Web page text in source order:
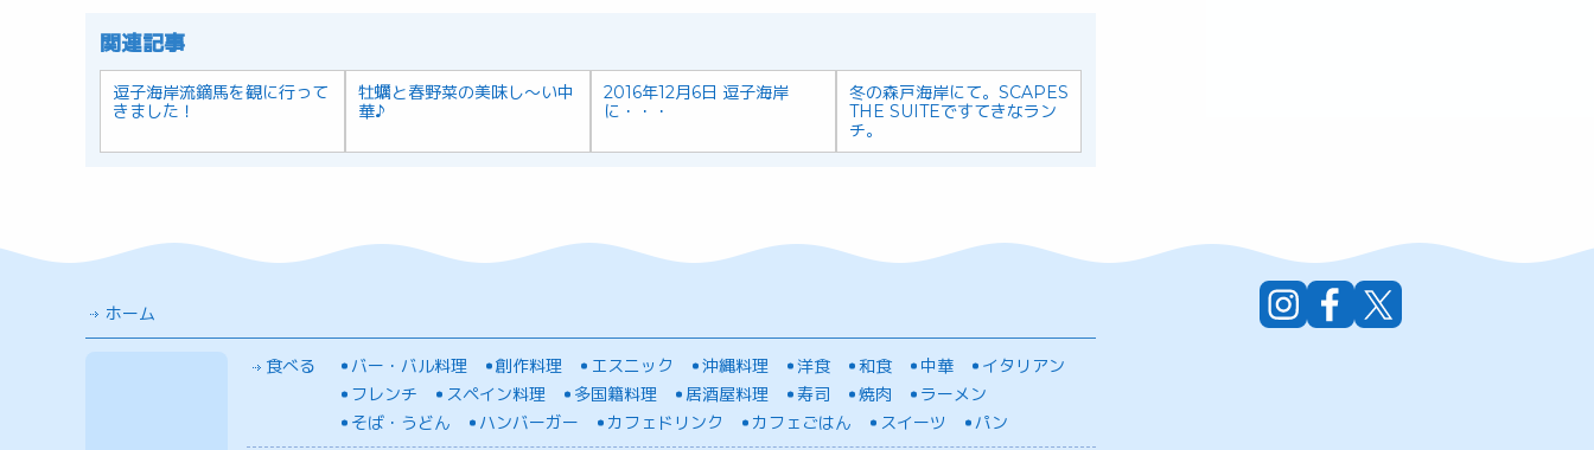
関連記事
逗子海岸流鏑馬を観に行って
きました！
牡蠣と春野菜の美味し〜い中
華♪
2016年12月6日 逗子海岸
に・・・
冬の森戸海岸にて。SCAPES
THE SUITEですてきなラン
チ。
ホーム
食べる バー・バル料理 創作料理 エスニック 沖縄料理 洋食 和食 中華
イタリアン
フレンチ
スペイン料理 多国籍料理 居酒屋料理 寿司 焼肉
ラーメン
そば・うどん
ハンバーガー カフェドリンク カフェごはん スイーツ パン